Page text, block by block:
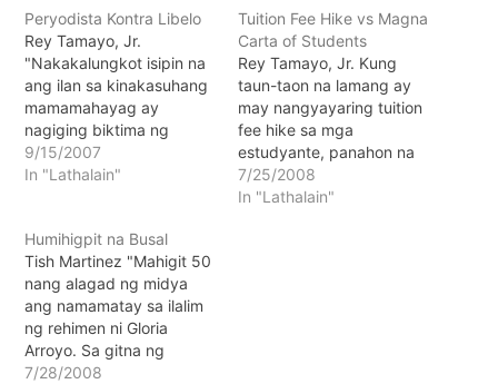
Peryodista Kontra Libelo
Rey Tamayo, Jr.
"Nakakalungkot isipin na
ang ilan sa kinakasuhang
mamamahayag ay
nagiging biktima ng
pang-aapi at kawalan ng
katarungan."
9/15/2007
In "Lathalain"
Tuition Fee Hike vs Magna
Carta of Students
Rey Tamayo, Jr. Kung
taun-taon na lamang ay
may nangyayaring tuition
fee hike sa mga
estudyante, panahon na
siguro upang maisabatas
ang Magna Carta of
7/25/2008
In "Lathalain"
Humihigpit na Busal
Tish Martinez "Mahigit 50
nang alagad ng midya
ang namamatay sa ilalim
ng rehimen ni Gloria
Arroyo. Sa gitna ng
matinding krisis sa
7/28/2008